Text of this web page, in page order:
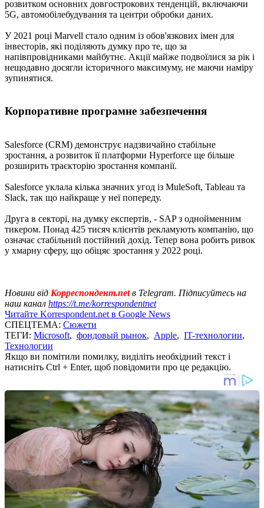
розвитком основних довгострокових тенденцій, включаючи
5G, автомобілебудування та центри обробки даних.
У 2021 році Marvell стало одним із обов'язкових імен для
інвесторів, які поділяють думку про те, що за
напівпровідниками майбутнє. Акції майже подвоїлися за рік і
нещодавно досягли історичного максимуму, не маючи наміру
зупинятися.
Корпоративне програмне забезпечення
Salesforce (CRM) демонструє надзвичайно стабільне
зростання, а розвиток її платформи Hyperforce ще більше
розширить траєкторію зростання компанії.
Salesforce уклала кілька значних угод із MuleSoft, Tableau та
Slack, так що найкраще у неї попереду.
Друга в секторі, на думку експертів, - SAP з однойменним
тикером. Понад 425 тисяч клієнтів рекламують компанію, що
означає стабільний постійний дохід. Тепер вона робить ривок
у хмарну сферу, що обіцяє зростання у 2022 році.
Новини від Корреспондент.netв Telegram. Підписуйтесь на
наш канал https://t.me/korrespondentnet
Читайте Korrespondent.net в Google News
СПЕЦТЕМА: Сюжети
ТЕГИ: Microsoft, фондовый рынок, Apple, IT-технологии,
Технологии
Якщо ви помітили помилку, виділіть необхідний текст і
натисніть Ctrl + Enter, щоб повідомити про це редакцію.